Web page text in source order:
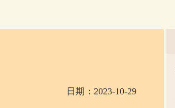
日期：2023-10-29